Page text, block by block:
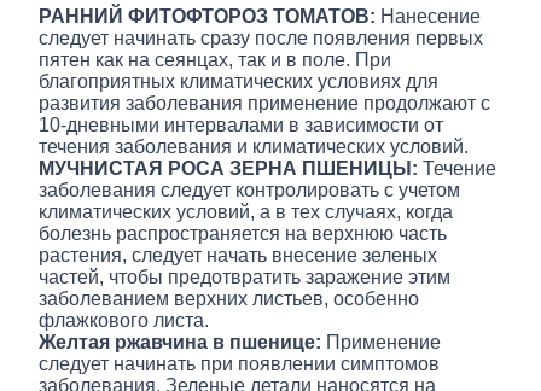
РАННИЙ ФИТОФТОРОЗ ТОМАТОВ: Нанесение
следует начинать сразу после появления первых
пятен как на сеянцах, так и в поле. При
благоприятных климатических условиях для
развития заболевания применение продолжают с
10-дневными интервалами в зависимости от
течения заболевания и климатических условий.
МУЧНИСТАЯ РОСА ЗЕРНА ПШЕНИЦЫ: Течение
заболевания следует контролировать с учетом
климатических условий, а в тех случаях, когда
болезнь распространяется на верхнюю часть
растения, следует начать внесение зеленых
частей, чтобы предотвратить заражение этим
заболеванием верхних листьев, особенно
флажкового листа.
Желтая ржавчина в пшенице: Применение
следует начинать при появлении симптомов
заболевания. Зеленые детали наносятся на